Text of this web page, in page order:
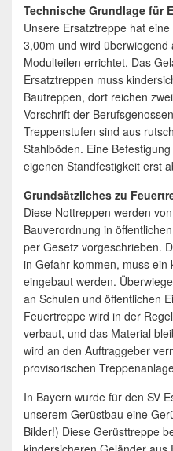
Technische Grundlage für
Unsere Ersatztreppe hat
3,00m und wird
Modulteilen errichtet. Das
Ersatztreppen muss
Bautreppen, dort reichen
Vorschrift der
Treppenstufen sind aus
Stahlböden. Eine
eigenen Standfestigkeit erst
Grundsätzliches zu
Diese Nottreppen werden
Bauverordnung in
per Gesetz vorgeschrieben.
in Gefahr kommen, muss ein
eingebaut werden.
an Schulen und öffentlichen
Feuertreppe wird in der
verbaut, und das Material
wird an den Auftraggeber
provisorischen
In Bayern wurde für den SV
unserem Gerüstbau eine
Bilder!) Diese Gerüsttreppe